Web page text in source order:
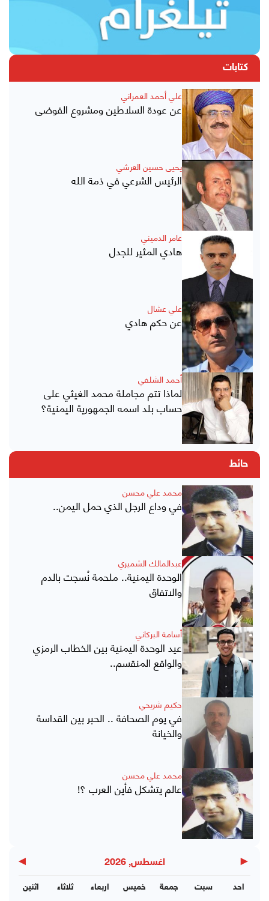
كتابات
علي أحمد العمراني
عن عودة السلاطين ومشروع الفوضى
يحيى حسين العرشي
الرئيس الشرعي في ذمة الله
عامر الدميني
هادي المثير للجدل
علي عشال
عن حكم هادي
أحمد الشلفي
لماذا تتم مجاملة محمد الغيثي على
حساب بلد اسمه الجمهورية اليمنية؟
حائط
محمد علي محسن
في وداع الرجل الذي حمل اليمن..
عبدالمالك الشميري
الوحدة اليمنية.. ملحمة نُسجت بالدم
والاتفاق
أسامة البركاني
عيد الوحدة اليمنية بين الخطاب الرمزي
والواقع المنقسم..
حكيم شريحي
في يوم الصحافة .. الحبر بين القداسة
والخيانة
محمد علي محسن
عالم يتشكل فأين العرب ؟!
◀ اغسطس, 2026 ▶
اثنين ثلاثاء اربعاء خميس جمعة سبت احد